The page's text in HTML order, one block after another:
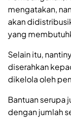
mengatakan,
akan
yang
Selain itu,
diserahkan
dikelola oleh
Bantuan serupa
dengan jumlah